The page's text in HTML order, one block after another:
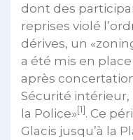
dont des
reprises violé
dérives, un
a été mis en
après
Sécurité
la Police» [1] . Ce
Glacis jusqu’à la